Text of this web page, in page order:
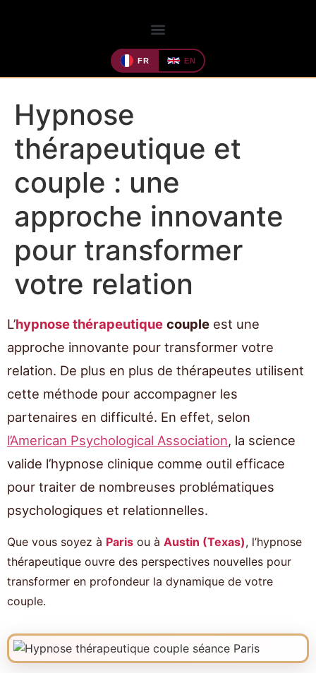
FR EN
Hypnose
thérapeutique et
couple : une
approche innovante
pour transformer
votre relation
L’hypnose thérapeutique couple est une
approche innovante pour transformer votre
relation. De plus en plus de thérapeutes utilisent
cette méthode pour accompagner les
partenaires en difficulté. En effet, selon
l’American Psychological Association, la science
valide l’hypnose clinique comme outil efficace
pour traiter de nombreuses problématiques
psychologiques et relationnelles.
Que vous soyez à Paris ou à Austin (Texas), l’hypnose
thérapeutique ouvre des perspectives nouvelles pour
transformer en profondeur la dynamique de votre
couple.